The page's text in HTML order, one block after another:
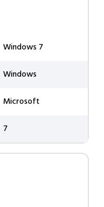
Windows 7
Windows
Microsoft
7